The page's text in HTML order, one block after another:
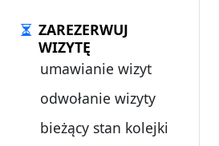
ZAREZERWUJ
WIZYTĘ
umawianie wizyt
odwołanie wizyty
bieżący stan kolejki